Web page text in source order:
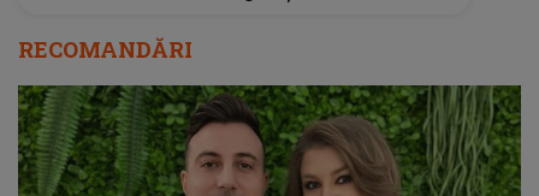
RECOMANDĂRI